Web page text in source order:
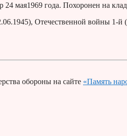
мая1969 года. Похоронен на
Отечественной войны 1-й
обороны на сайте «Память